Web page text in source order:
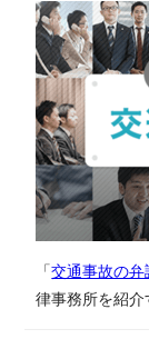
「交通事故の
律事務所を紹介